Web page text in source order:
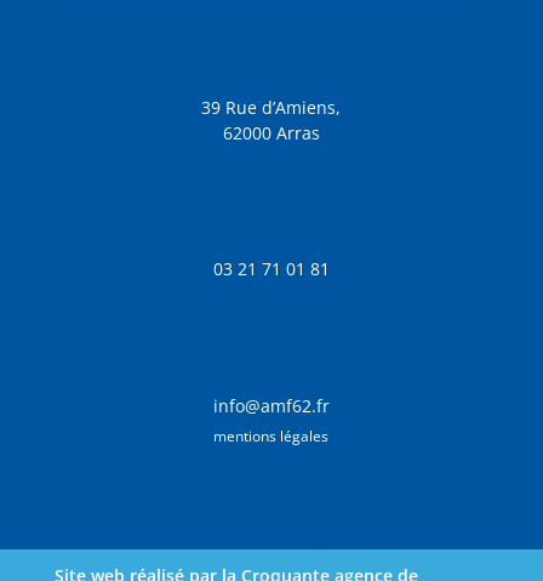
39 Rue d’Amiens,
62000 Arras
03 21 71 01 81
info@amf62.fr
mentions légales
Site web réalisé par la Croquante agence de